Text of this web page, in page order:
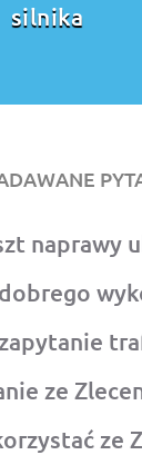
silnika
naprawy
ze
ze